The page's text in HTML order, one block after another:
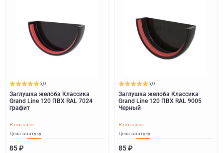
5,0
Заглушка желоба Классика
Grand Line 120 ПВХ RAL 7024
графит
В поставке
Цена заштуку
85 ₽
5,0
Заглушка желоба Классика
Grand Line 120 ПВХ RAL 9005
Черный
В поставке
Цена заштуку
85 ₽